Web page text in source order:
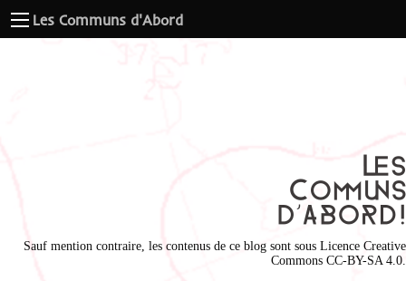
Les Communs d'Abord
Sauf mention contraire, les contenus de ce blog sont sous Licence Creative
Commons CC-BY-SA 4.0